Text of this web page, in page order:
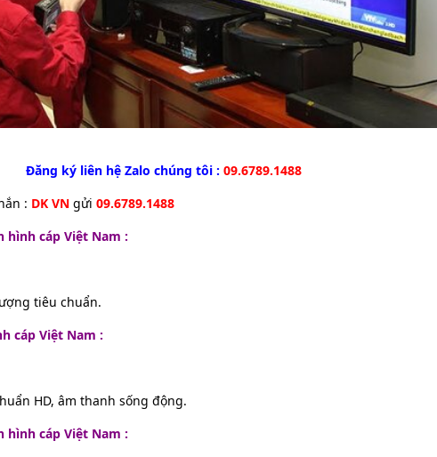
Đăng ký liên hệ Zalo chúng tôi : 09.6789.1488
: DK VN gửi 09.6789.1488
hình cáp Việt Nam :
tiêu chuẩn.
cáp Việt Nam :
HD, âm thanh sống động.
hình cáp Việt Nam :